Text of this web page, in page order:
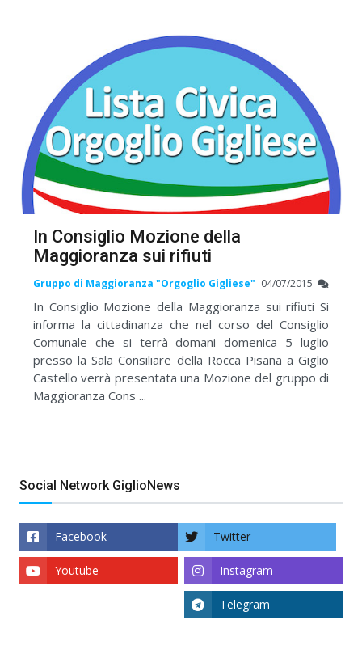
In Consiglio Mozione della
Maggioranza sui rifiuti
Gruppo di Maggioranza "Orgoglio Gigliese" 04/07/2015
In Consiglio Mozione della Maggioranza sui rifiuti Si
informa la cittadinanza che nel corso del Consiglio
Comunale che si terrà domani domenica 5 luglio
presso la Sala Consiliare della Rocca Pisana a Giglio
Castello verrà presentata una Mozione del gruppo di
Maggioranza Cons ...
Social Network GiglioNews
Facebook Twitter
Instagram
Youtube
Telegram